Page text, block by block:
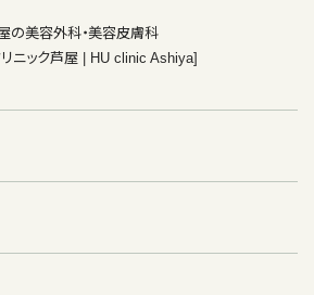
の美容外科・美容皮膚科
リニック芦屋 | HU clinic Ashiya]